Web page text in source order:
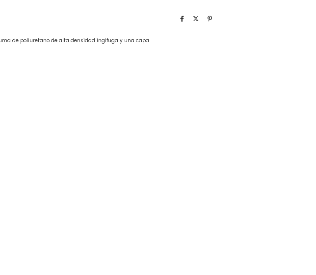
de poliuretano de alta densidad ingifuga y una capa